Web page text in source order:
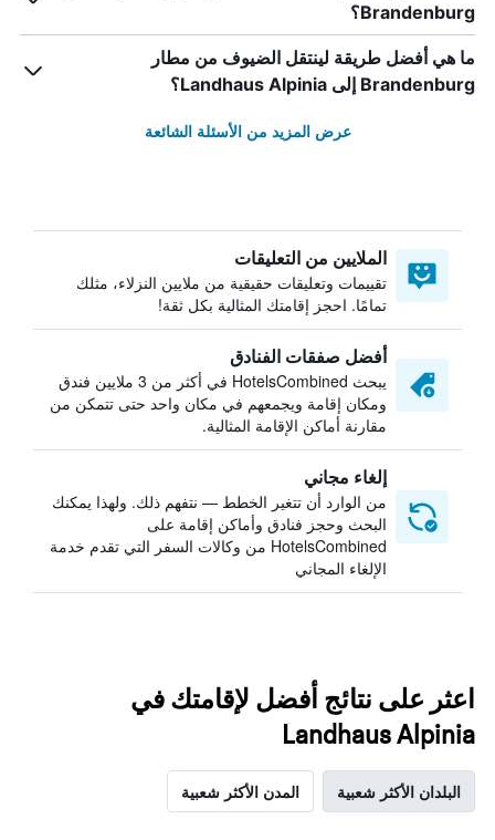
Brandenburg؟
ما هي أفضل طريقة لينتقل الضيوف من مطار
Brandenburg إلى Landhaus Alpinia؟
عرض المزيد من الأسئلة الشائعة
الملايين من التعليقات
تقييمات وتعليقات حقيقية من ملايين النزلاء، مثلك
تمامًا. احجز إقامتك المثالية بكل ثقة!
أفضل صفقات الفنادق
يبحث HotelsCombined في أكثر من 3 ملايين فندق
ومكان إقامة ويجمعهم في مكان واحد حتى تتمكن من
مقارنة أماكن الإقامة المثالية.
إلغاء مجاني
من الوارد أن تتغير الخطط — نتفهم ذلك. ولهذا يمكنك
البحث وحجز فنادق وأماكن إقامة على
HotelsCombined من وكالات السفر التي تقدم خدمة
الإلغاء المجاني
اعثر على نتائج أفضل لإقامتك في
Landhaus Alpinia
البلدان الأكثر شعبية المدن الأكثر شعبية